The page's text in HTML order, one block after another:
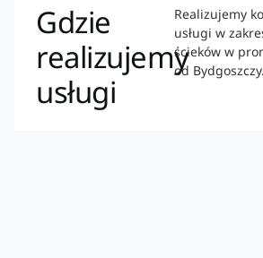
Gdzie
realizujemy
usługi
Realizujemy
usługi w
ścieków w
od Bydgoszczy.